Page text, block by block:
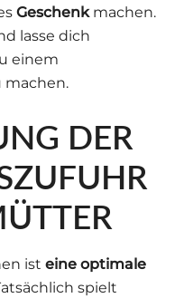
Geschenk machen.
lasse dich
einem
machen.
DER
ist eine optimale
spielt